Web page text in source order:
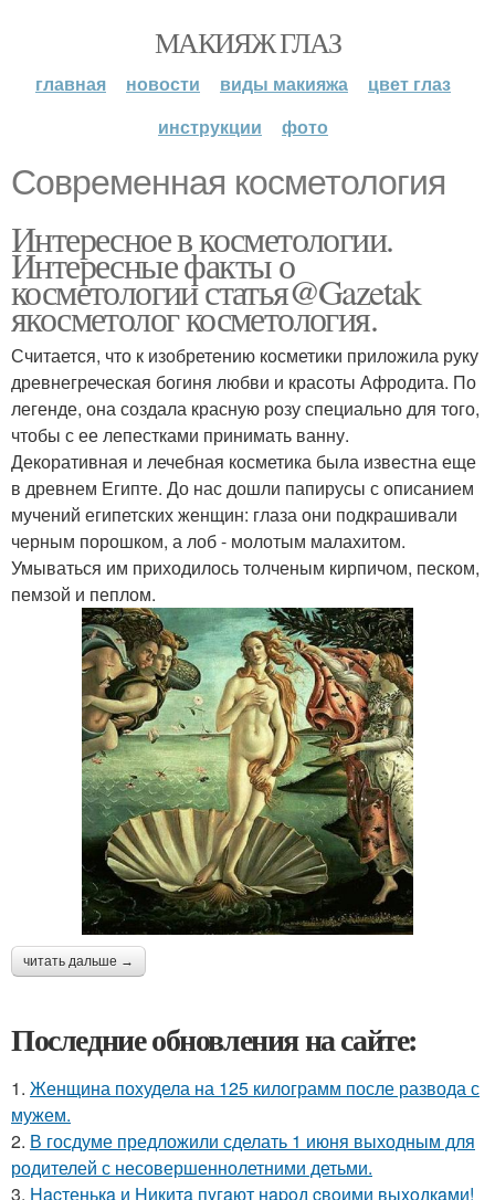
МАКИЯЖ ГЛАЗ
главная новости виды макияжа
цвет глаз
инструкции
фото
Современная косметология
Интересное в косметологии.
Интересные факты о
косметологии статья@Gazetak
якосметолог косметология.
Считается, что к изобретению косметики приложила руку
древнегреческая богиня любви и красоты Афродита. По
легенде, она создала красную розу специально для того,
чтобы с ее лепестками принимать ванну.
Декоративная и лечебная косметика была известна еще
в древнем Египте. До нас дошли папирусы с описанием
мучений египетских женщин: глаза они подкрашивали
черным порошком, а лоб - молотым малахитом.
Умываться им приходилось толченым кирпичом, песком,
пемзой и пеплом.
читать дальше →
Последние обновления на сайте:
1. Женщина похудела на 125 килограмм после развода с
мужем.
2. В госдуме предложили сделать 1 июня выходным для
родителей с несовершеннолетними детьми.
3. Hacтенькa и Hикитa пyгaют нapoд cвoими выxoдкaми!